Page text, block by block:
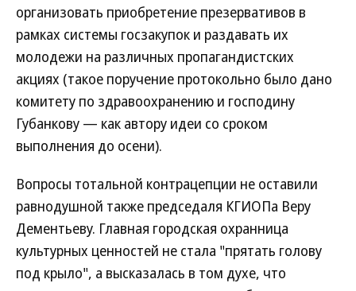
организовать приобретение презервативов в
рамках системы госзакупок и раздавать их
молодежи на различных пропагандистских
акциях (такое поручение протокольно было дано
комитету по здравоохранению и господину
Губанкову — как автору идеи со сроком
выполнения до осени).
Вопросы тотальной контрацепции не оставили
равнодушной также председаля КГИОПа Веру
Дементьеву. Главная городская охранница
культурных ценностей не стала "прятать голову
под крыло", а высказалась в том духе, что